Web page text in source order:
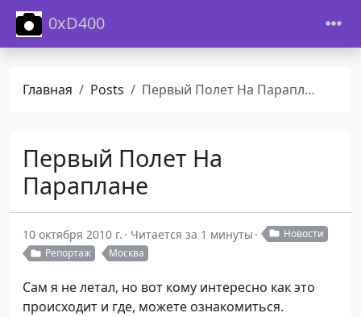
0xD400
Главная Posts Первый Полет На Параплане
Первый Полет На
Параплане
10 октября 2010 г. Читается за 1 минуты
Новости
Репортаж
Москва
Cам я не летал, но вот кому интересно как это
происходит и где, можете ознакомиться.